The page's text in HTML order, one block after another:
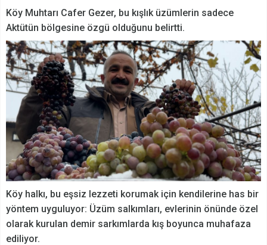
Köy Muhtarı Cafer Gezer, bu kışlık üzümlerin sadece
Aktütün bölgesine özgü olduğunu belirtti.
Köy halkı, bu eşsiz lezzeti korumak için kendilerine has bir
yöntem uyguluyor: Üzüm salkımları, evlerinin önünde özel
olarak kurulan demir sarkımlarda kış boyunca muhafaza
ediliyor.